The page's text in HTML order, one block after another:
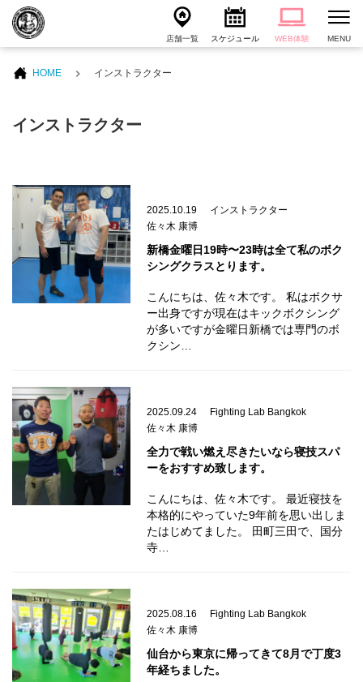
店舗一覧 スケジュール WEB体験 MENU
HOME インストラクター
インストラクター
2025.10.19
インストラクター
佐々木 康博
新橋金曜日19時〜23時は全て私のボク
シングクラスとります。
こんにちは、佐々木です。 私はボクサ
ー出身ですが現在はキックボクシング
が多いですが金曜日新橋では専門のボ
クシン…
2025.09.24
Fighting Lab Bangkok
佐々木 康博
全力で戦い燃え尽きたいなら寝技スパ
ーをおすすめ致します。
こんにちは、佐々木です。 最近寝技を
本格的にやっていた9年前を思い出しま
たはじめてました。 田町三田で、国分
寺…
2025.08.16
Fighting Lab Bangkok
佐々木 康博
仙台から東京に帰ってきて8月で丁度3
年経ちました。